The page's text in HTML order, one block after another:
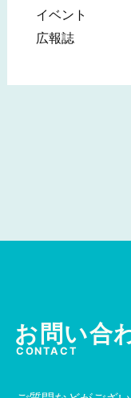
イベント
広報誌
お問い合
CONTACT